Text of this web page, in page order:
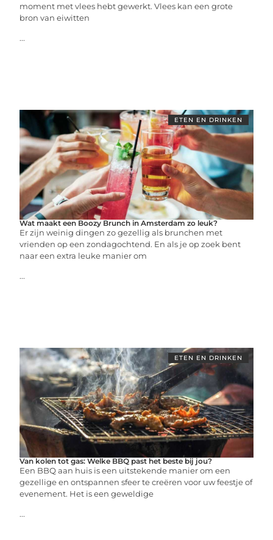
moment met vlees hebt gewerkt. Vlees kan een grote
bron van eiwitten
...
ETEN EN DRINKEN
Wat maakt een Boozy Brunch in Amsterdam zo leuk?
Er zijn weinig dingen zo gezellig als brunchen met
vrienden op een zondagochtend. En als je op zoek bent
naar een extra leuke manier om
...
ETEN EN DRINKEN
Van kolen tot gas: Welke BBQ past het beste bij jou?
Een BBQ aan huis is een uitstekende manier om een
gezellige en ontspannen sfeer te creëren voor uw feestje of
evenement. Het is een geweldige
...